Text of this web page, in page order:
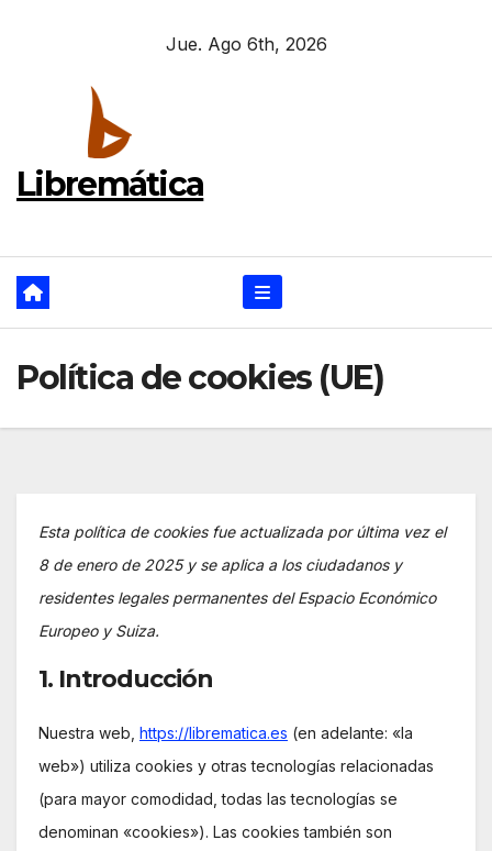
Jue. Ago 6th, 2026
Libremática
Política de cookies (UE)
Esta política de cookies fue actualizada por última vez el
8 de enero de 2025 y se aplica a los ciudadanos y
residentes legales permanentes del Espacio Económico
Europeo y Suiza.
1. Introducción
Nuestra web, https://librematica.es (en adelante: «la
web») utiliza cookies y otras tecnologías relacionadas
(para mayor comodidad, todas las tecnologías se
denominan «cookies»). Las cookies también son